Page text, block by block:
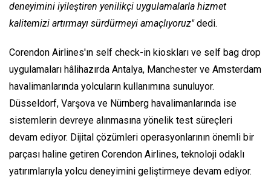
deneyimini iyileştiren yenilikçi uygulamalarla hizmet
kalitemizi artırmayı sürdürmeyi amaçlıyoruz"dedi.
Corendon Airlines'ın self check-in kioskları ve self bag drop
uygulamaları hâlihazırda Antalya, Manchester ve Amsterdam
havalimanlarında yolcuların kullanımına sunuluyor.
Düsseldorf, Varşova ve Nürnberg havalimanlarında ise
sistemlerin devreye alınmasına yönelik test süreçleri
devam ediyor. Dijital çözümleri operasyonlarının önemli bir
parçası haline getiren Corendon Airlines, teknoloji odaklı
yatırımlarıyla yolcu deneyimini geliştirmeye devam ediyor.